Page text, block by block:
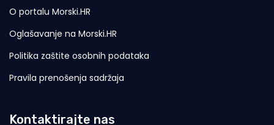
O portalu Morski.HR
Oglašavanje na Morski.HR
Politika zaštite osobnih podataka
Pravila prenošenja sadržaja
Kontaktirajte nas